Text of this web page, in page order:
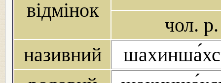
відмінок
чол. р.
називний